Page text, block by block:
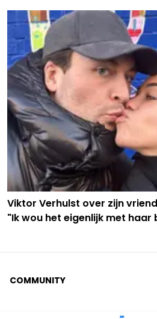
Viktor Verhulst over zijn
"Ik wou het eigenlijk met haar
COMMUNITY